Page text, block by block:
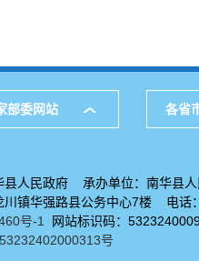
部委网站 各省
县人民政府 承办单位：南华县人
川镇华强路县公务中心7楼 电
号-1
网站标识码：
号